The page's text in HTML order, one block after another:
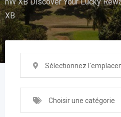
XB
Sélectionnez
Choisir une catégorie